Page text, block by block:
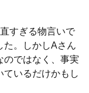
すぎる物言いで
た。しかしAさん
のではなく、事実
ているだけかもし